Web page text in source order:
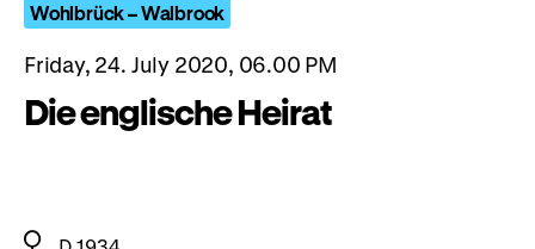
Wohlbrück – Walbrook
Friday, 24. July 2020, 06.00 PM
Die englische Heirat